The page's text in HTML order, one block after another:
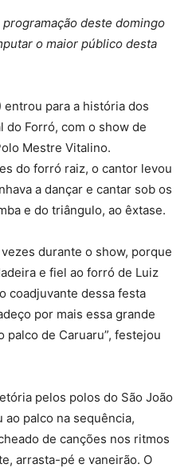
deste domingo
o maior público desta
para a história dos
do Forró, com o show de
Mestre Vitalino.
do forró raiz, o cantor levou
a dançar e cantar sob os
e do triângulo, ao êxtase.
durante o show, porque
e fiel ao forró de Luiz
coadjuvante dessa festa
por mais essa grande
de Caruaru”, festejou
pelos polos do São João
ao palco na sequência,
de canções nos ritmos
arrasta-pé e vaneirão. O